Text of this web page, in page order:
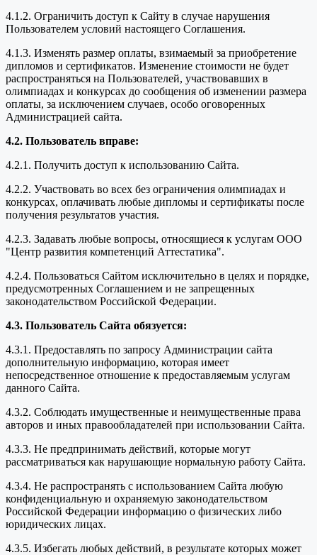
4.1.2. Ограничить доступ к Сайту в случае нарушения
Пользователем условий настоящего Соглашения.
4.1.3. Изменять размер оплаты, взимаемый за приобретение
дипломов и сертификатов. Изменение стоимости не будет
распространяться на Пользователей, участвовавших в
олимпиадах и конкурсах до сообщения об изменении размера
оплаты, за исключением случаев, особо оговоренных
Администрацией сайта.
4.2. Пользователь вправе:
4.2.1. Получить доступ к использованию Сайта.
4.2.2. Участвовать во всех без ограничения олимпиадах и
конкурсах, оплачивать любые дипломы и сертификаты после
получения результатов участия.
4.2.3. Задавать любые вопросы, относящиеся к услугам ООО
"Центр развития компетенций Аттестатика".
4.2.4. Пользоваться Сайтом исключительно в целях и порядке,
предусмотренных Соглашением и не запрещенных
законодательством Российской Федерации.
4.3. Пользователь Сайта обязуется:
4.3.1. Предоставлять по запросу Администрации сайта
дополнительную информацию, которая имеет
непосредственное отношение к предоставляемым услугам
данного Сайта.
4.3.2. Соблюдать имущественные и неимущественные права
авторов и иных правообладателей при использовании Сайта.
4.3.3. Не предпринимать действий, которые могут
рассматриваться как нарушающие нормальную работу Сайта.
4.3.4. Не распространять с использованием Сайта любую
конфиденциальную и охраняемую законодательством
Российской Федерации информацию о физических либо
юридических лицах.
4.3.5. Избегать любых действий, в результате которых может